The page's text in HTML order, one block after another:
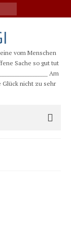
keine vom Menschen
Sache so gut tut
Am
Glück nicht zu sehr